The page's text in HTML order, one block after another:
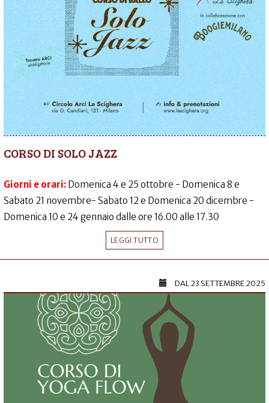
CORSO DI SOLO JAZZ
Giorni e orari: Domenica 4 e 25 ottobre - Domenica 8 e
Sabato 21 novembre- Sabato 12 e Domenica 20 dicembre -
Domenica 10 e 24 gennaio dalle ore 16.00 alle 17.30
LEGGI TUTTO
DAL23 SETTEMBRE 2025